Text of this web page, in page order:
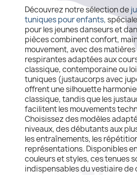
Découvrez notre sélection de
tuniques pour enfants,
pour les jeunes danseurs et
pièces combinent confort,
mouvement, avec des
respirantes adaptées aux
classique, contemporaine ou
tuniques (justaucorps avec
offrent une silhouette
classique, tandis que les
facilitent les mouvements
Choisissez des modèles
niveaux, des débutants aux
les entraînements, les
représentations. Disponibles
couleurs et styles, ces tenues
indispensables du vestiaire de